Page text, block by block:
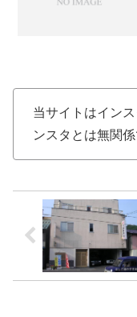
当サイトはイン
ンスタとは無関係